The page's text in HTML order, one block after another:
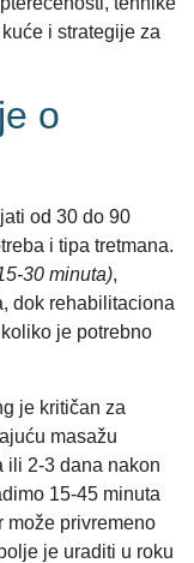
i strategije za
o
od 30 do 90
i tipa tretmana.
30 minuta),
dok rehabilitaciona
je potrebno
je kritičan za
masažu
ili 2-3 dana nakon
15-45 minuta
može privremeno
je uraditi u roku